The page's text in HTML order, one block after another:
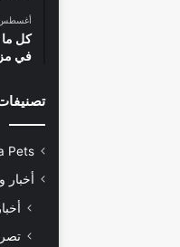
أغسطس 15,
كل ما
في
Pets
أخبار